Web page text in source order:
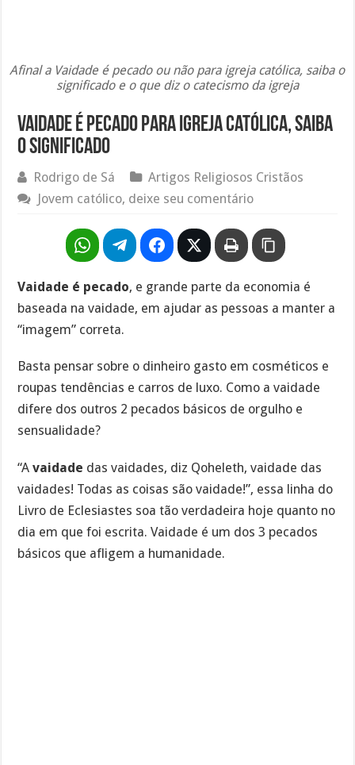
Afinal a Vaidade é pecado ou não para igreja católica, saiba o
significado e o que diz o catecismo da igreja
Vaidade é pecado para igreja católica, saiba
o significado
Rodrigo de Sá
Artigos Religiosos Cristãos
Jovem católico, deixe seu comentário
Vaidade é pecado, e grande parte da economia é
baseada na vaidade, em ajudar as pessoas a manter a
“imagem” correta.
Basta pensar sobre o dinheiro gasto em cosméticos e
roupas tendências e carros de luxo. Como a vaidade
difere dos outros 2 pecados básicos de orgulho e
sensualidade?
“Avaidade das vaidades, diz Qoheleth, vaidade das
vaidades! Todas as coisas são vaidade!”, essa linha do
Livro de Eclesiastes soa tão verdadeira hoje quanto no
dia em que foi escrita. Vaidade é um dos 3 pecados
básicos que afligem a humanidade.